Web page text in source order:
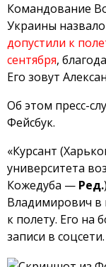
Командование
Украины
допустили к
сентября,
Его зовут
Об этом пресс-
Фейсбук.
«Курсант
университета
Кожедуба — Ред.
Владимирович в
к полету. Его на
записи в соцсети.